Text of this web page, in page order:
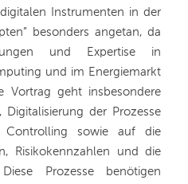
Instrumenten in der
besonders angetan, da
und Expertise in
und im Energiemarkt
Vortrag geht insbesondere
der Prozesse
sowie auf die
Risikokennzahlen und die
Prozesse benötigen